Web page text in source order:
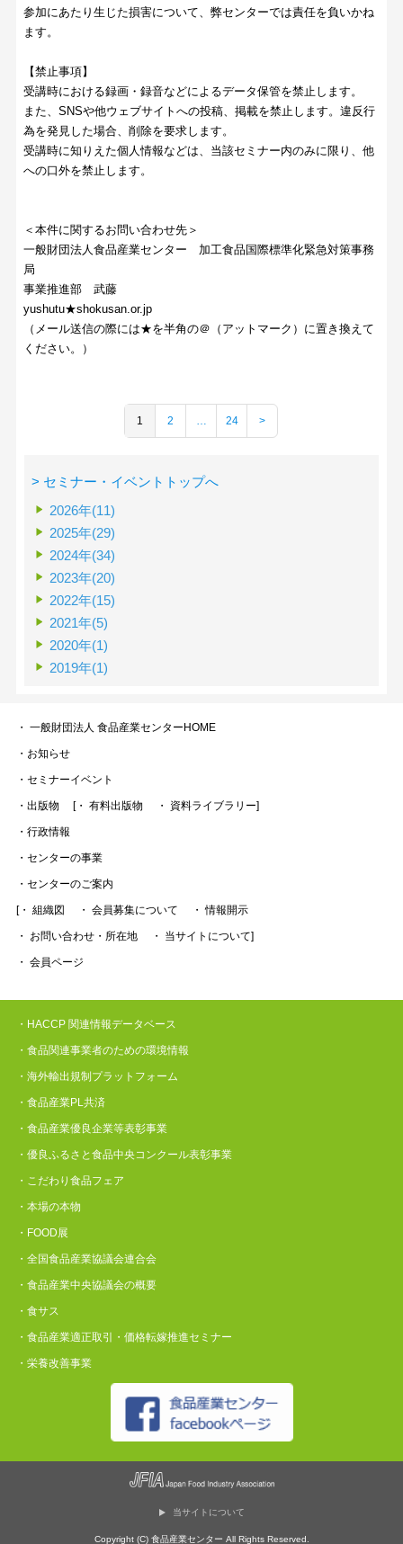
参加にあたり生じた損害について、弊センターでは責任を負いかね
ます。
【禁止事項】
受講時における録画・録音などによるデータ保管を禁止します。
また、SNSや他ウェブサイトへの投稿、掲載を禁止します。違反行
為を発見した場合、削除を要求します。
受講時に知りえた個人情報などは、当該セミナー内のみに限り、他
への口外を禁止します。
＜本件に関するお問い合わせ先＞
一般財団法人食品産業センター 加工食品国際標準化緊急対策事務
局
事業推進部 武藤
yushutu★shokusan.or.jp
（メール送信の際には★を半角の＠（アットマーク）に置き換えて
ください。）
1 2 … 24 >
> セミナー・イベントトップへ
2026年(11)
2025年(29)
2024年(34)
2023年(20)
2022年(15)
2021年(5)
2020年(1)
2019年(1)
・ 一般財団法人 食品産業センターHOME
・お知らせ
・セミナーイベント
・出版物 [・ 有料出版物 ・ 資料ライブラリー]
・行政情報
・センターの事業
・センターのご案内
[・ 組織図 ・ 会員募集について ・ 情報開示
・ お問い合わせ・所在地 ・ 当サイトについて]
・ 会員ページ
・HACCP 関連情報データベース
・食品関連事業者のための環境情報
・海外輸出規制プラットフォーム
・食品産業PL共済
・食品産業優良企業等表彰事業
・優良ふるさと食品中央コンクール表彰事業
・こだわり食品フェア
・本場の本物
・FOOD展
・全国食品産業協議会連合会
・食品産業中央協議会の概要
・食サス
・食品産業適正取引・価格転嫁推進セミナー
・栄養改善事業
当サイトについて
Copyright (C) 食品産業センター All Rights Reserved.